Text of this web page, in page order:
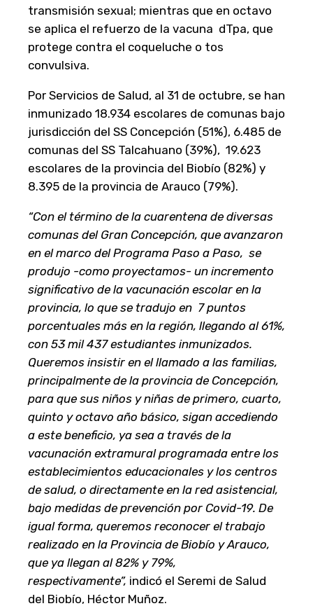
transmisión sexual; mientras que en octavo
se aplica el refuerzo de la vacuna dTpa, que
protege contra el coqueluche o tos
convulsiva.
Por Servicios de Salud, al 31 de octubre, se han
inmunizado 18.934 escolares de comunas bajo
jurisdicción del SS Concepción (51%), 6.485 de
comunas del SS Talcahuano (39%), 19.623
escolares de la provincia del Biobío (82%) y
8.395 de la provincia de Arauco (79%).
“Con el término de la cuarentena de diversas
comunas del Gran Concepción, que avanzaron
en el marco del Programa Paso a Paso, se
produjo -como proyectamos- un incremento
significativo de la vacunación escolar en la
provincia, lo que se tradujo en 7 puntos
porcentuales más en la región, llegando al 61%,
con 53 mil 437 estudiantes inmunizados.
Queremos insistir en el llamado a las familias,
principalmente de la provincia de Concepción,
para que sus niños y niñas de primero, cuarto,
quinto y octavo año básico, sigan accediendo
a este beneficio, ya sea a través de la
vacunación extramural programada entre los
establecimientos educacionales y los centros
de salud, o directamente en la red asistencial,
bajo medidas de prevención por Covid-19. De
igual forma, queremos reconocer el trabajo
realizado en la Provincia de Biobío y Arauco,
que ya llegan al 82% y 79%,
respectivamente”, indicó el Seremi de Salud
del Biobío, Héctor Muñoz.